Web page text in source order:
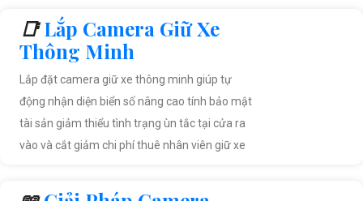
📑Lắp Camera Giữ Xe
Thông Minh
Lắp đặt camera giữ xe thông minh giúp tự
động nhận diện biển số nâng cao tính bảo mật
tài sản giảm thiểu tình trạng ùn tắc tại cửa ra
vào và cắt giảm chi phí thuê nhân viên giữ xe